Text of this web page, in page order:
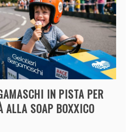
IN PISTA PER
ALLA SOAP BOXXICO